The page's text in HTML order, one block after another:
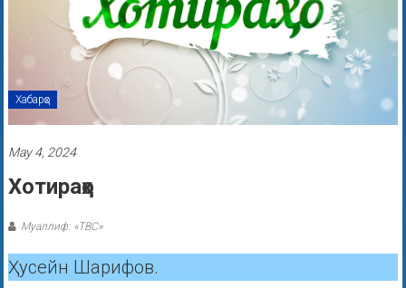
Хабарҳо
May 4, 2024
Хотираҳо
Муаллиф: «ТВС»
Ҳусейн Шарифов.